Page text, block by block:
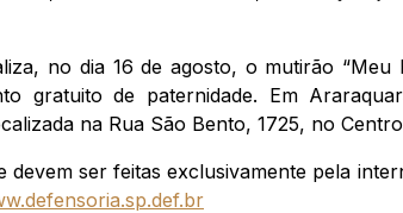
no dia 16 de agosto, o mutirão “Meu
gratuito de paternidade. Em
na Rua São Bento, 1725, no
devem ser feitas exclusivamente pela